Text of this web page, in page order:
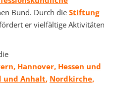
Bund. Durch die Stiftung
er vielfältige Aktivitäten
, Hannover, Hessen und
und Anhalt, Nordkirche,